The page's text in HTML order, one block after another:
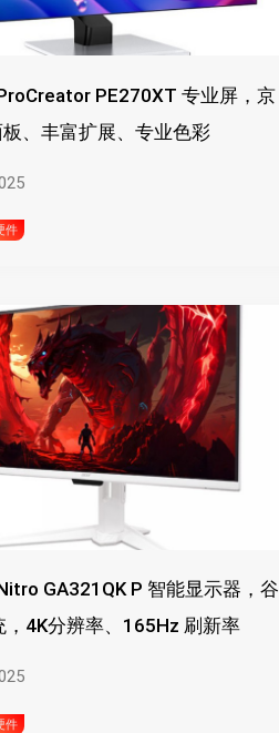
PE270XT 专业屏，京
板、丰富扩展、专业色彩
件
GA321QK P 智能显示器，谷
，4K分辨率、165Hz 刷新率
件